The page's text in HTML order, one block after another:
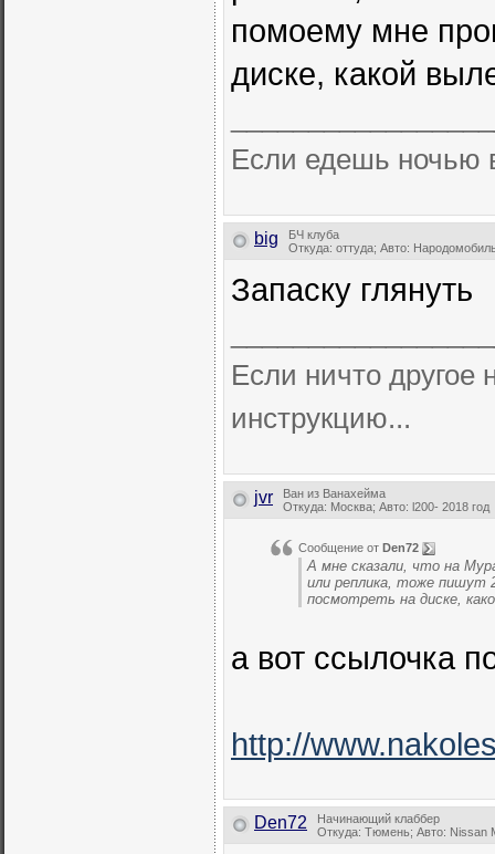
помоему мне
диске, какой
Если едешь ночью
big
БЧ клуба
Откуда: оттуда; Авто:
Запаску глянуть
Если ничто другое
инструкцию...
jvr
Ван из Ванахейма
Откуда: Москва; Авто: l200- 2018 год
Сообщение от Den72
А мне сказали, что на
или реплика, тоже пишут
посмотреть на диске,
а вот ссылочка
http://
Den72
Начинающий клаббер
Откуда: Тюмень; Авто: Nissan